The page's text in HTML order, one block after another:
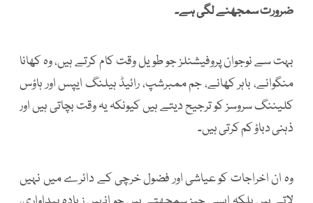
ضرورت سمجھنے لگی ہے۔
بہت سے نوجوان پروفیشنلز جو طویل وقت کام کرتے ہیں، وہ کھانا
منگوانے، باہر کھانے، جم ممبرشپ، رائیڈ ہیلنگ ایپس اور ہاؤس
کلیننگ سروسز کو ترجیح دیتے ہیں کیونکہ یہ وقت بچاتی ہیں اور
ذہنی دباؤ کم کرتی ہیں۔
وہ ان اخراجات کو عیاشی اور فضول خرچی کے دائرے میں نہیں